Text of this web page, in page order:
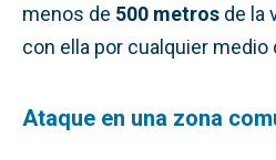
menos de 500 metros de la
con ella por cualquier medio
Ataque en una zona